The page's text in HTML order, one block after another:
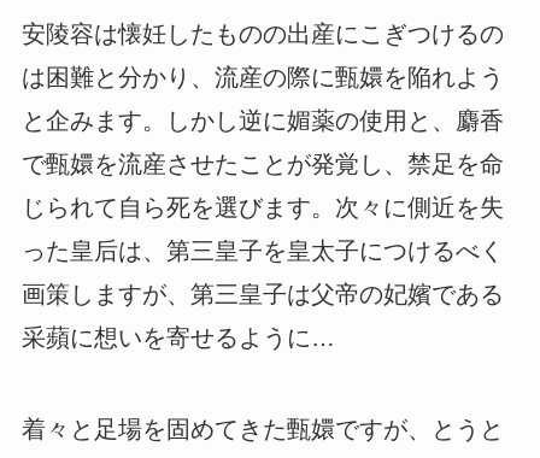
安陵容は懐妊したものの出産にこぎつけるの
は困難と分かり、流産の際に甄嬛を陥れよう
と企みます。しかし逆に媚薬の使用と、麝香
で甄嬛を流産させたことが発覚し、禁足を命
じられて自ら死を選びます。次々に側近を失
った皇后は、第三皇子を皇太子につけるべく
画策しますが、第三皇子は父帝の妃嬪である
采蘋に想いを寄せるように…
着々と足場を固めてきた甄嬛ですが、とうと